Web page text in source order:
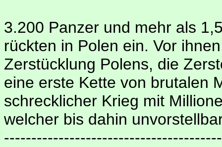
3.200 Panzer und mehr als
rückten in Polen ein. Vor
Zerstücklung Polens, die
eine erste Kette von brutalen
schrecklicher Krieg mit
welcher bis dahin